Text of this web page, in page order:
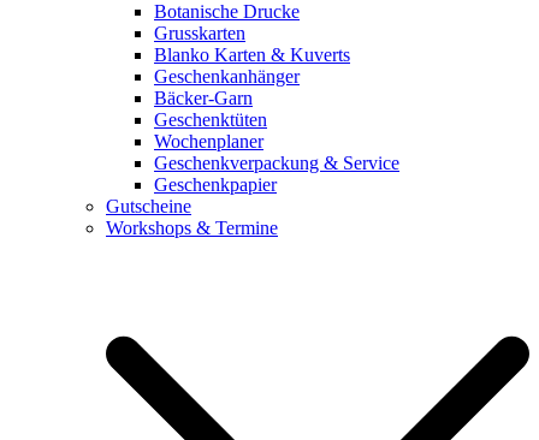
Botanische Drucke
Grusskarten
Blanko Karten & Kuverts
Geschenkanhänger
Bäcker-Garn
Geschenktüten
Wochenplaner
Geschenkverpackung & Service
Geschenkpapier
Gutscheine
Workshops & Termine